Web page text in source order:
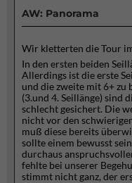
AW: Panorama
Wir kletterten die Tour
In den ersten beiden
Allerdings ist die erste
und die zweite mit 6+ zu
(3.und 4. Seillänge) sind
schlecht gesichert. Die
nicht vor den
muß diese bereits
sollte einem bewusst
durchaus
fehlte bei unserer
stimmt nicht ganz, der